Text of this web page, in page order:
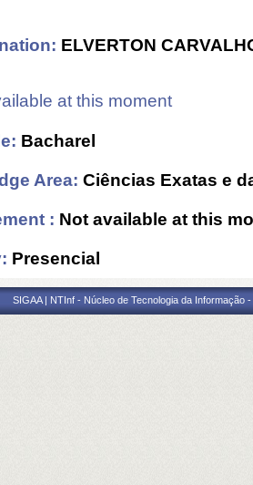
ELVERTON
at this moment
Bacharel
Area: Ciências Exatas e
: Not available at this
Presencial
SIGAA | NTInf - Núcleo de Tecnologia da